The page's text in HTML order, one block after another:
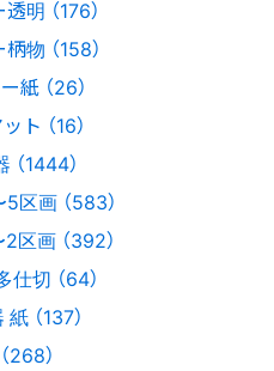
明 （176）
物 （158）
紙 （26）
ト （16）
1444）
区画 （583）
区画 （392）
切 （64）
（137）
268）